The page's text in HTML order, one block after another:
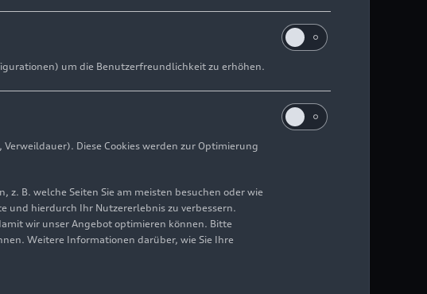
um die Benutzerfreundlichkeit zu erhöhen.
Diese Cookies werden zur Optimierung
B. welche Seiten Sie am meisten besuchen oder wie
und hierdurch Ihr Nutzererlebnis zu verbessern.
wir unser Angebot optimieren können. Bitte
Weitere Informationen darüber, wie Sie Ihre